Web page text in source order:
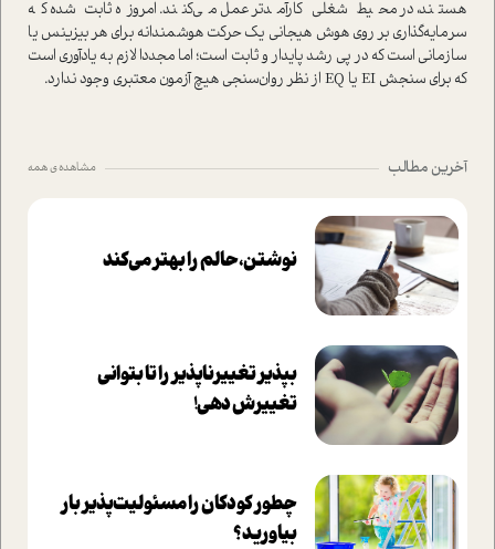
هستند، در محیط شغلی کارآمدتر عمل می‌کنند. امروزه ثابت شده که
سرمایه‌گذاری بر روی هوش هیجانی یک حرکت هوشمندانه برای هر بیزینس یا
سازمانی است که در پی رشد پایدار و ثابت است؛ اما مجددا لازم به یادآوری است
که برای سنجش EI یا EQ از نظر روان‌سنجی هیچ آزمون معتبری وجود ندارد.
آخرین مطالب مشاهده ی همه
نوشتن، حالم را بهتر می‌کند
بپذير تغييرناپذير را تا بتواني
تغييرش دهي!‏
چطور کودکان را مسئولیت‌پذیر بار
بیاورید؟